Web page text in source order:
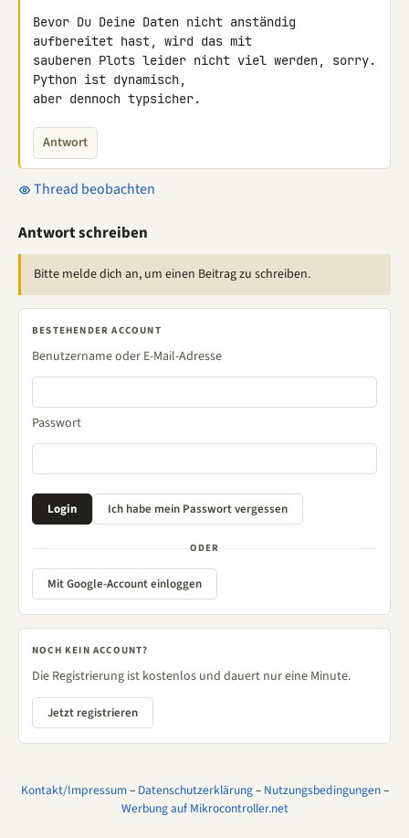
Bevor Du Deine Daten nicht anständig
aufbereitet hast, wird das mit
sauberen Plots leider nicht viel werden, sorry.
Python ist dynamisch,
aber dennoch typsicher.
Antwort
Thread beobachten
Antwort schreiben
Bitte melde dich an, um einen Beitrag zu schreiben.
BESTEHENDER ACCOUNT
Benutzername oder E-Mail-Adresse
Passwort
ODER
Mit Google-Account einloggen
NOCH KEIN ACCOUNT?
Die Registrierung ist kostenlos und dauert nur eine Minute.
Jetzt registrieren
Kontakt/Impressum– Datenschutzerklärung– Nutzungsbedingungen–
Werbung auf Mikrocontroller.net